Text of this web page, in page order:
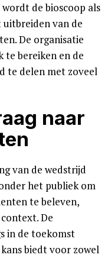
de bioscoop als
uitbreiden van de
De organisatie
te bereiken en de
te delen met zoveel
naar
van de wedstrijd
het publiek om
te beleven,
De
in de toekomst
biedt voor zowel